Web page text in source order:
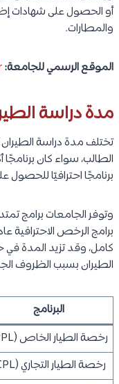
أو الحصول على شهادات
والمطارات.
الموقع الرسمي للجامعة:
مدة دراسة
تختلف مدة دراسة الطيران
الطالب، سواء كان
برنامجًا احترافيًا
وتوفر الجامعات برامج
كامل، وقد تزيد المدة في
الطيران بسبب الظروف
البرنامج
رخصة الطيار الخاص (PPL)
رخصة الطيار التجاري (CPL)